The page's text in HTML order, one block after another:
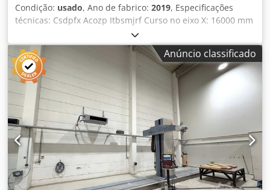
Condição: usado, Ano de fabrico: 2019, Especificações
técnicas: Csdpfx Acozp Itbsmjrf Curso no eixo X: 16000 mm
Curso no eixo Y: 4000 mm Curso no eixo Z: 1600 mm
Anúncio classificado